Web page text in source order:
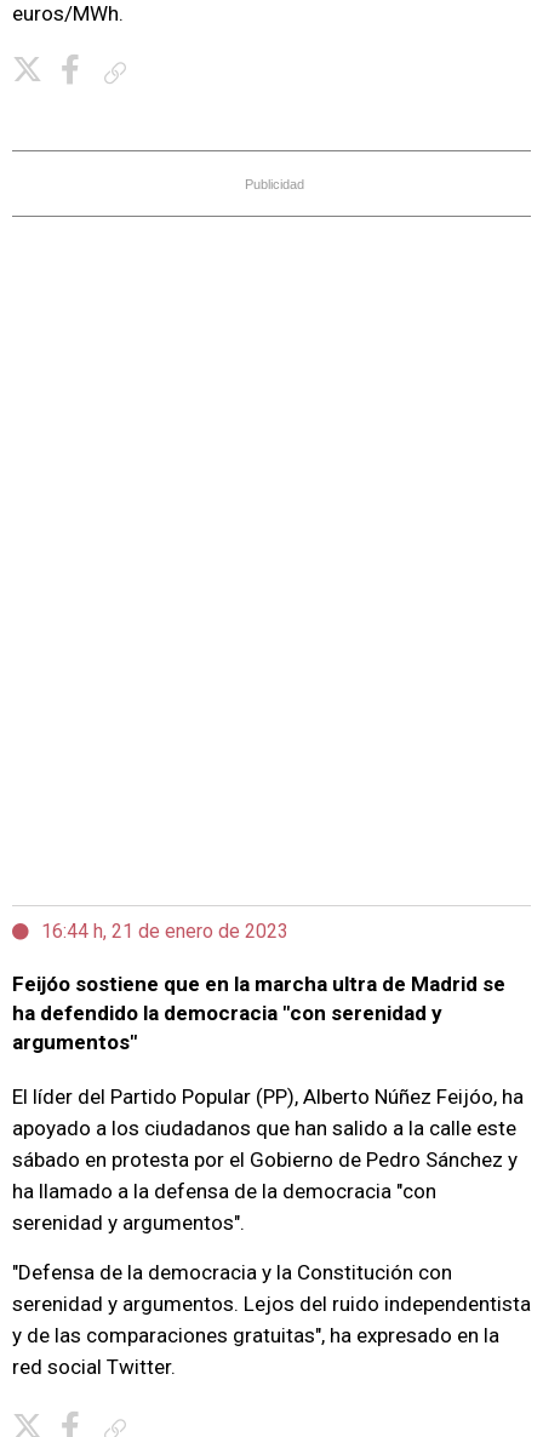
euros/MWh.
Publicidad
16:44 h, 21 de enero de 2023
Feijóo sostiene que en la marcha ultra de Madrid se
ha defendido la democracia "con serenidad y
argumentos"
El líder del Partido Popular (PP), Alberto Núñez Feijóo, ha
apoyado a los ciudadanos que han salido a la calle este
sábado en protesta por el Gobierno de Pedro Sánchez y
ha llamado a la defensa de la democracia "con
serenidad y argumentos".
"Defensa de la democracia y la Constitución con
serenidad y argumentos. Lejos del ruido independentista
y de las comparaciones gratuitas", ha expresado en la
red social Twitter.